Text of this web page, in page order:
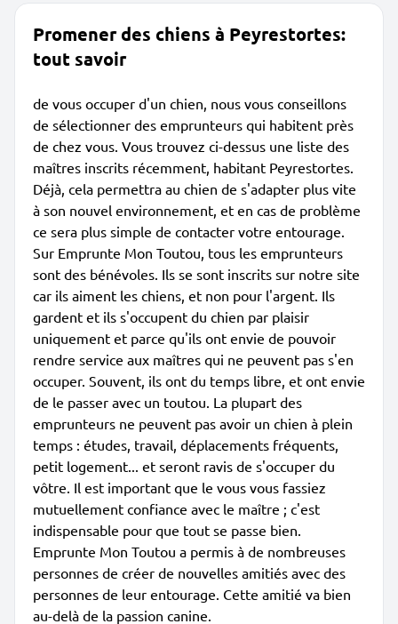
Promener des chiens à Peyrestortes:
tout savoir
de vous occuper d'un chien, nous vous conseillons
de sélectionner des emprunteurs qui habitent près
de chez vous. Vous trouvez ci-dessus une liste des
maîtres inscrits récemment, habitant Peyrestortes.
Déjà, cela permettra au chien de s'adapter plus vite
à son nouvel environnement, et en cas de problème
ce sera plus simple de contacter votre entourage.
Sur Emprunte Mon Toutou, tous les emprunteurs
sont des bénévoles. Ils se sont inscrits sur notre site
car ils aiment les chiens, et non pour l'argent. Ils
gardent et ils s'occupent du chien par plaisir
uniquement et parce qu'ils ont envie de pouvoir
rendre service aux maîtres qui ne peuvent pas s'en
occuper. Souvent, ils ont du temps libre, et ont envie
de le passer avec un toutou. La plupart des
emprunteurs ne peuvent pas avoir un chien à plein
temps : études, travail, déplacements fréquents,
petit logement... et seront ravis de s'occuper du
vôtre. Il est important que le vous vous fassiez
mutuellement confiance avec le maître ; c'est
indispensable pour que tout se passe bien.
Emprunte Mon Toutou a permis à de nombreuses
personnes de créer de nouvelles amitiés avec des
personnes de leur entourage. Cette amitié va bien
au-delà de la passion canine.